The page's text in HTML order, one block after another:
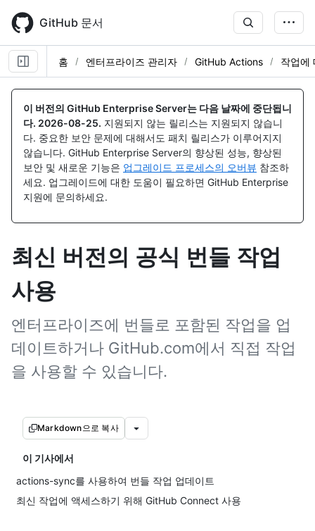
main
content
GitHub 문서
홈 엔터프라이즈 관리자 GitHub Actions 작업에
이 버전의 GitHub Enterprise Server는 다음 날짜에 중단됩니
다. 2026-08-25. 지원되지 않는 릴리스는 지원되지 않습니
다. 중요한 보안 문제에 대해서도 패치 릴리스가 이루어지지
않습니다. GitHub Enterprise Server의 향상된 성능, 향상된
보안 및 새로운 기능은 업그레이드 프로세스의 오버뷰 참조하
세요. 업그레이드에 대한 도움이 필요하면 GitHub Enterprise
지원에 문의하세요.
최신 버전의 공식 번들 작업
사용
엔터프라이즈에 번들로 포함된 작업을 업
데이트하거나 GitHub.com에서 직접 작업
을 사용할 수 있습니다.
Markdown으로 복사
이 기사에서
actions-sync를 사용하여 번들 작업 업데이트
최신 작업에 액세스하기 위해 GitHub Connect 사용